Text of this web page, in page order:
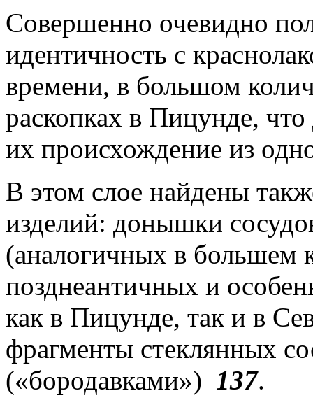
Совершенно очевидно
идентичность с
времени, в большом
раскопках в Пицунде,
их происхождение из
В этом слое найдены
изделий: донышки
(аналогичных в большем
позднеантичных и
как в Пицунде, так и в
фрагменты стеклянных
(«бородавками») 137.